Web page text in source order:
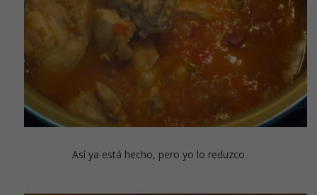
Así ya está hecho, pero yo lo reduzco